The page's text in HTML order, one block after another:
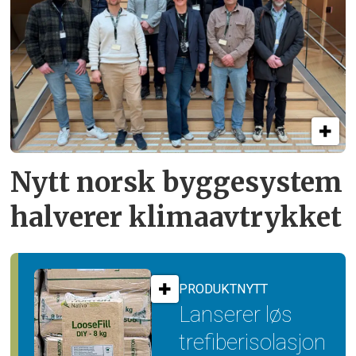
Nytt norsk byggesystem
halverer klimaavtrykket
PRODUKTNYTT
Lanserer løs
trefiber­isolasjon